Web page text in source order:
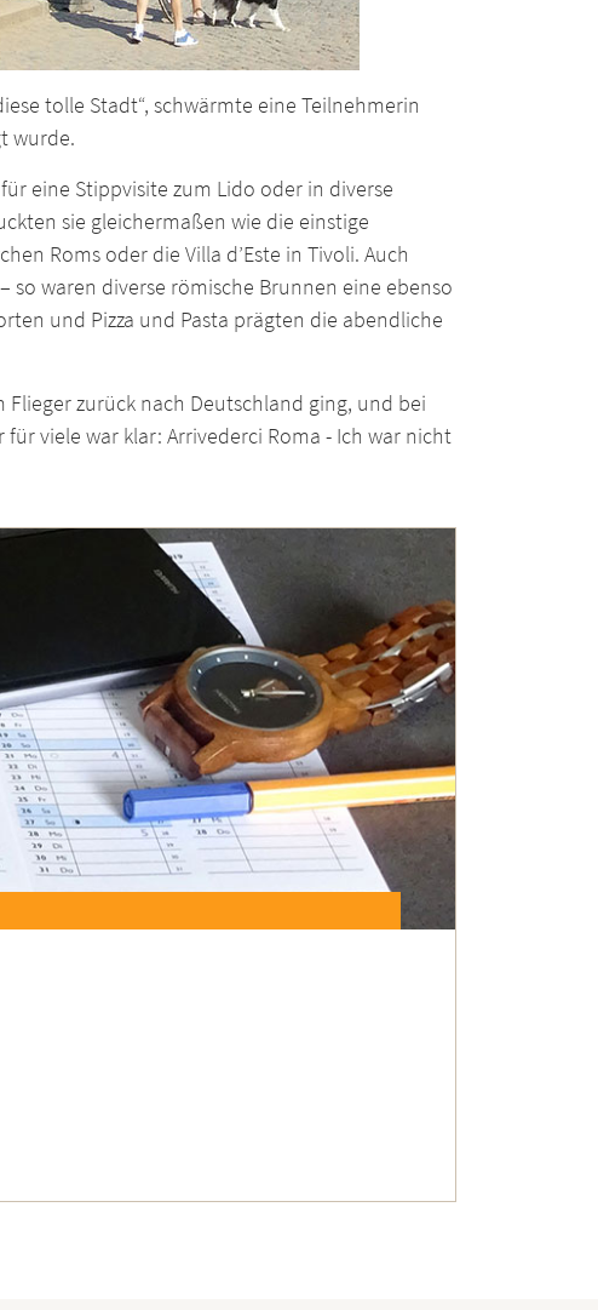
tolle Stadt“, schwärmte eine Teilnehmerin
wurde.
eine Stippvisite zum Lido oder in diverse
sie gleichermaßen wie die einstige
Roms oder die Villa d’Este in Tivoli. Auch
so waren diverse römische Brunnen eine ebenso
und Pizza und Pasta prägten die abendliche
zurück nach Deutschland ging, und bei
viele war klar: Arrivederci Roma - Ich war nicht